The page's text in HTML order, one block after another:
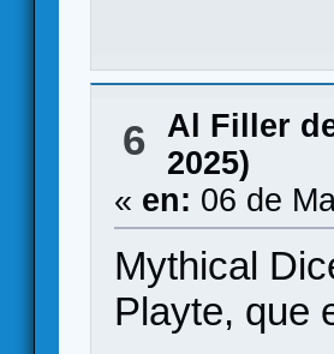
6 Al Filler
2025)
« en: 06 de
Mythical
Playte, que